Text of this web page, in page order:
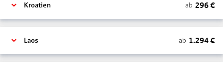
Kroatien ab 296€
Laos ab 1.294€